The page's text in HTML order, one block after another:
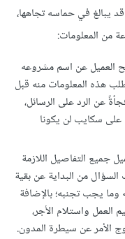
يبالغ في حماسه تجاهها،
من المعلومات:
العميل عن اسم مشروعه
هذه المعلومات منه قبل
عن الرد على الرسائل،
على سكايب لن يكونا
جميع التفاصيل اللازمة
من البداية عن بقية
يجب تجنبه؛ بالإضافة
العمل واستلام الأجر،
عن سيطرة المدون.